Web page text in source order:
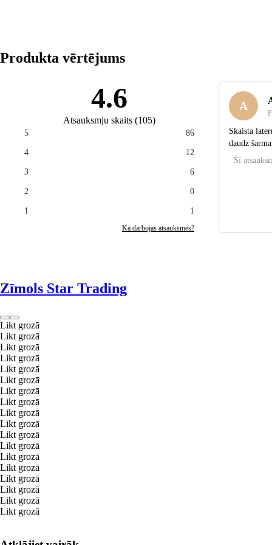
Produkta vērtējums
4.6
Atsauksmju skaits (105)
5 86
4 12
3 6
2 0
1 1
Kā darbojas atsauksmes?
A
Skaista
daudz
Šī
Zīmols Star Trading
Likt grozā
Likt grozā
Likt grozā
Likt grozā
Likt grozā
Likt grozā
Likt grozā
Likt grozā
Likt grozā
Likt grozā
Likt grozā
Likt grozā
Likt grozā
Likt grozā
Likt grozā
Likt grozā
Likt grozā
Likt grozā